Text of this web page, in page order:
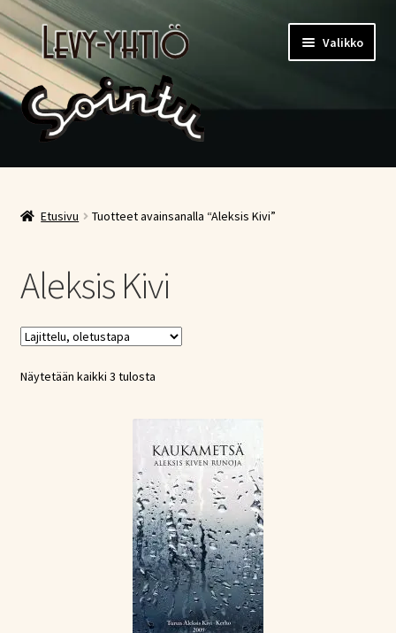
Siirry
navigointiin
Siirry
sisältöön
Valikko
Etusivu
Kauppa
Etusivu Tuotteet avainsanalla “Aleksis Kivi”
Aleksis Kivi
Näytetään kaikki 3 tulosta